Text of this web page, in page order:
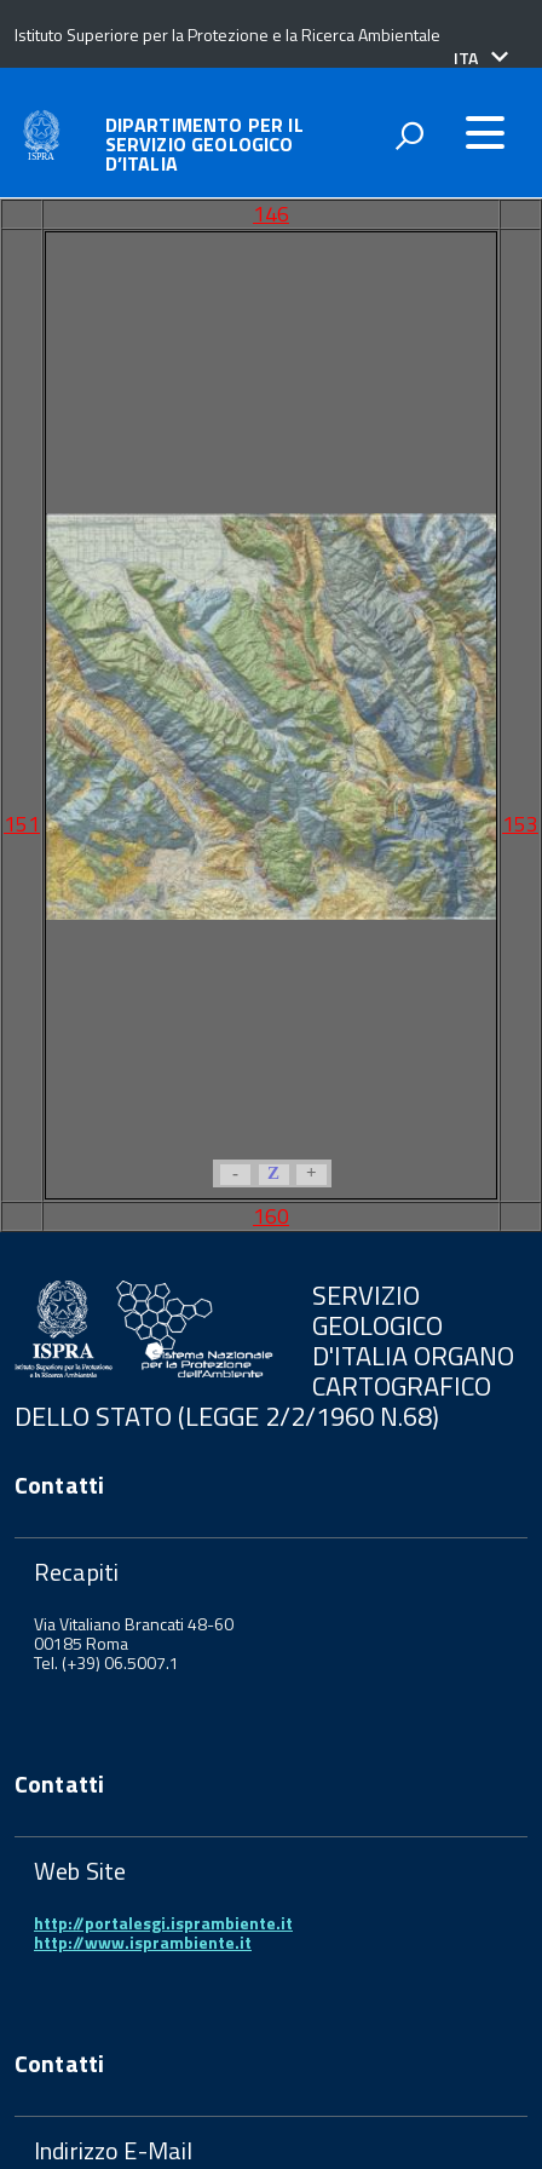
Istituto Superiore per la Protezione e la Ricerca Ambientale
lingua
ITA
DIPARTIMENTO PER IL
SERVIZIO GEOLOGICO
D’ITALIA
146
151
- Z +
153
160
SERVIZIO
GEOLOGICO
D'ITALIA ORGANO
CARTOGRAFICO
DELLO STATO (LEGGE 2/2/1960 N.68)
Contatti
Recapiti
Via Vitaliano Brancati 48-60
00185 Roma
Tel. (+39) 06.5007.1
Contatti
Web Site
http://portalesgi.isprambiente.it
http://www.isprambiente.it
Contatti
Indirizzo E-Mail